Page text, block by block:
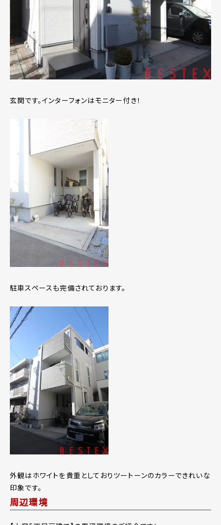
玄関です。インターフォンはモニター付き！
駐車スペースも完備されております。
外観はホワイトを貴重としておりツートーンのカラーできれいな
印象です。
周辺環境